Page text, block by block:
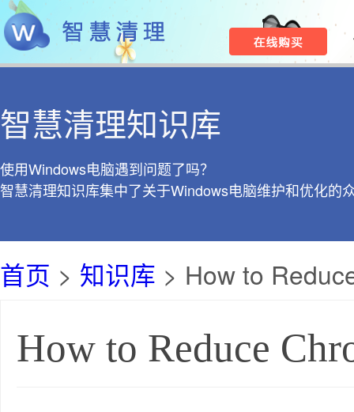
智慧清理知识库
使用Windows电脑遇到问题了吗？
智慧清理知识库集中了关于Windows电脑维护和优化的
首页 > 知识库 > How to
How to Reduce